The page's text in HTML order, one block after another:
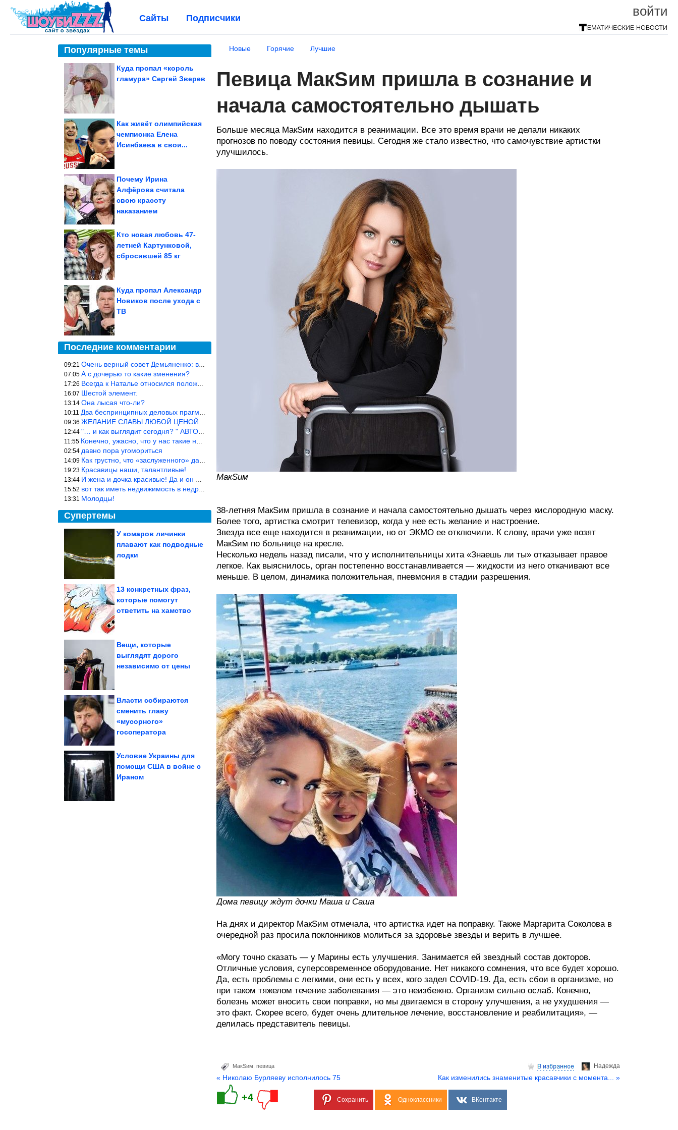
войти
Сайты Подписчики
Популярные темы
Куда пропал «король
гламура» Сергей Зверев
Как живёт олимпийская
чемпионка Елена
Исинбаева в свои...
Почему Ирина
Алфёрова считала
свою красоту
наказанием
Кто новая любовь 47-
летней Картунковой,
сбросившей 85 кг
Куда пропал Александр
Новиков после ухода с
ТВ
Последние комментарии
09:21 Очень верный совет Демьяненко: в этой среде надо либо иметь зубы
07:05 А с дочерью то какие зменения?
17:26 Всегда к Наталье относился положительно… Время покажет, что буде
16:07 Шестой элемент.
13:14 Она лысая что-ли?
10:11 Два беспринципных деловых прагматика нашли друг друга и «остепен
09:36 ЖЕЛАНИЕ СЛАВЫ ЛЮБОЙ ЦЕНОЙ.
12:44 "… и как выглядит сегодня? " АВТОР, РЕДАКТОР — ВЫ ЧТО
11:55 Конечно, ужасно, что у нас такие недалёкие и прямые люди… Как мо
02:54 давно пора угомориться
14:09 Как грустно, что «заслуженного» дают не заслуженно, а (чаще) по-
19:23 Красавицы наши, талантливые!
13:44 И жена и дочка красивые! Да и он настоящий мужик!
15:52 вот так иметь недвижимость в недружественных странах Могут забра
13:31 Молодцы!
Супертемы
Верховная рада
правительство Украины
У комаров личинки
плавают как подводные
лодки
13 конкретных фраз,
которые помогут
ответить на хамство
Вещи, которые
выглядят дорого
независимо от цены
Необычные места, в
Власти собираются
cменить главу
«мусорного»
госоператора
Потрясающе!
Условие Украины для
помощи США в войне с
Ираном
Новые Горячие Лучшие
Певица МакSим пришла в сознание и
начала самостоятельно дышать
Больше месяца МакSим находится в реанимации. Все это время врачи не делали никаких
прогнозов по поводу состояния певицы. Сегодня же стало известно, что самочувствие артистки
улучшилось.
МакSим
38-летняя МакSим пришла в сознание и начала самостоятельно дышать через кислородную маску.
Более того, артистка смотрит телевизор, когда у нее есть желание и настроение.
Звезда все еще находится в реанимации, но от ЭКМО ее отключили. К слову, врачи уже возят
МакSим по больнице на кресле.
Несколько недель назад писали, что у исполнительницы хита «Знаешь ли ты» отказывает правое
легкое. Как выяснилось, орган постепенно восстанавливается — жидкости из него откачивают все
меньше. В целом, динамика положительная, пневмония в стадии разрешения.
Дома певицу ждут дочки Маша и Саша
На днях и директор МакSим отмечала, что артистка идет на поправку. Также Маргарита Соколова в
очередной раз просила поклонников молиться за здоровье звезды и верить в лучшее.
«Могу точно сказать — у Марины есть улучшения. Занимается ей звездный состав докторов.
Отличные условия, суперсовременное оборудование. Нет никакого сомнения, что все будет хорошо.
Да, есть проблемы с легкими, они есть у всех, кого задел COVID-19. Да, есть сбои в организме, но
при таком тяжелом течение заболевания — это неизбежно. Организм сильно ослаб. Конечно,
болезнь может вносить свои поправки, но мы двигаемся в сторону улучшения, а не ухудшения —
это факт. Скорее всего, будет очень длительное лечение, восстановление и реабилитация», —
делилась представитель певицы.
Надеждa
МакSим певица
« Николаю Бурляеву исполнилось 75 Как изменились знаменитые красавчики с момента... »
+4 Сохранить Одноклассники ВКонтакте